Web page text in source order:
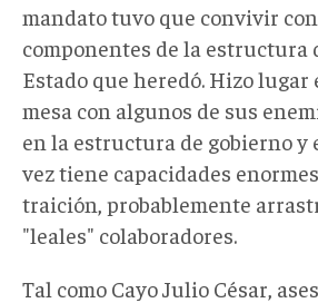
mandato tuvo que convivir
componentes de la estructura
Estado que heredó. Hizo lugar
mesa con algunos de sus
en la estructura de gobierno y
vez tiene capacidades
traición, probablemente
"leales" colaboradores.
Tal como Cayo Julio César,